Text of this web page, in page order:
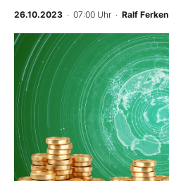
BO-Musterdepots
Experten
Mein B:O
Mein Konto
26.10.2023 · 07:00 Uhr · Ralf Ferken